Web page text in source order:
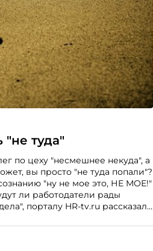
"не туда"
по цеху "несмешнее некуда", а
вы просто "не туда попали"?
"ну не мое это, НЕ МОЕ!"
ли работодатели рады
порталу HR-tv.ru рассказала